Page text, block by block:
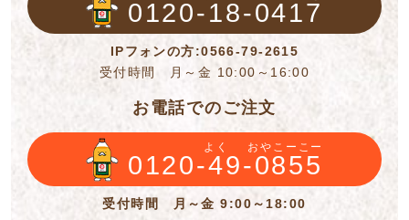
0120-18-0417
IPフォンの方:0566-79-2615
受付時間 月～金 10:00～16:00
お電話でのご注文
よく おやこーこー
0120-49-0855
受付時間 月～金 9:00～18:00